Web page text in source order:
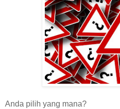
Anda pilih yang mana?